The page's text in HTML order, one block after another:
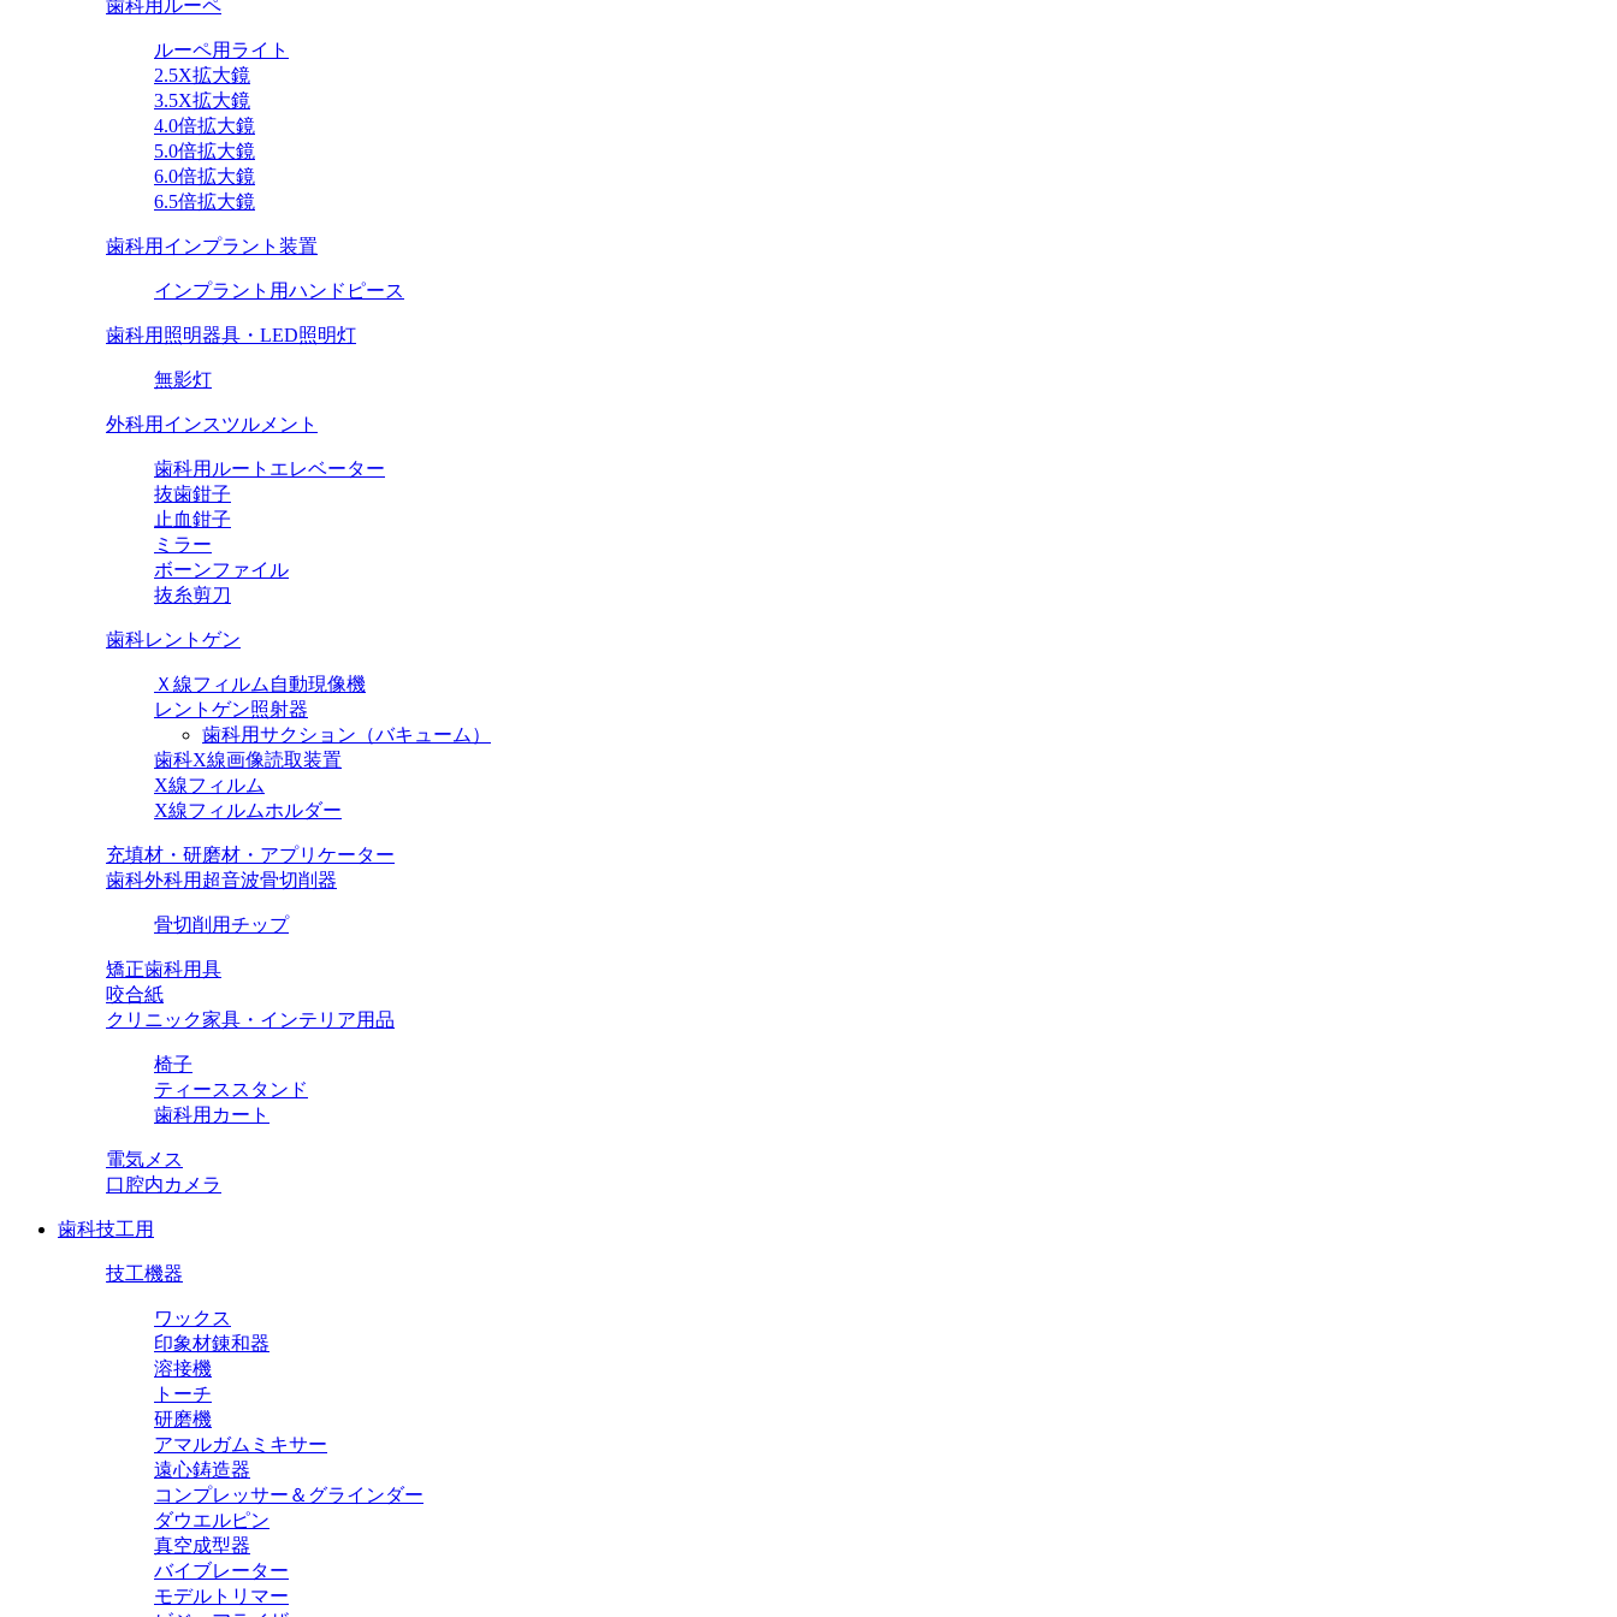
歯科用ルーペ
ルーペ用ライト
2.5X拡大鏡
3.5X拡大鏡
4.0倍拡大鏡
5.0倍拡大鏡
6.0倍拡大鏡
6.5倍拡大鏡
歯科用インプラント装置
インプラント用ハンドピース
歯科用照明器具・LED照明灯
無影灯
外科用インスツルメント
歯科用ルートエレベーター
抜歯鉗子
止血鉗子
ミラー
ボーンファイル
抜糸剪刀
歯科レントゲン
Ｘ線フィルム自動現像機
レントゲン照射器
歯科用サクション（バキューム）
歯科X線画像読取装置
X線フィルム
X線フィルムホルダー
充填材・研磨材・アプリケーター
歯科外科用超音波骨切削器
骨切削用チップ
矯正歯科用具
咬合紙
クリニック家具・インテリア用品
椅子
ティーススタンド
歯科用カート
電気メス
口腔内カメラ
歯科技工用
技工機器
ワックス
印象材錬和器
溶接機
トーチ
研磨機
アマルガムミキサー
遠心鋳造器
コンプレッサー＆グラインダー
ダウエルピン
真空成型器
バイブレーター
モデルトリマー